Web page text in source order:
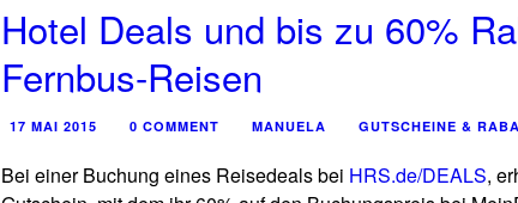
Hotel Deals und bis zu 60%
Fernbus-Reisen
17 MAI 2015 0 COMMENT MANUELA GUTSCHEINE &
Bei einer Buchung eines Reisedeals bei HRS.de/DEALS,